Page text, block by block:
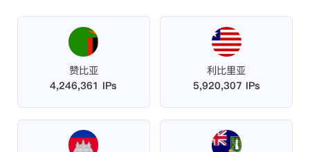
赞比亚
4,246,361 IPs
利比里亚
5,920,307 IPs